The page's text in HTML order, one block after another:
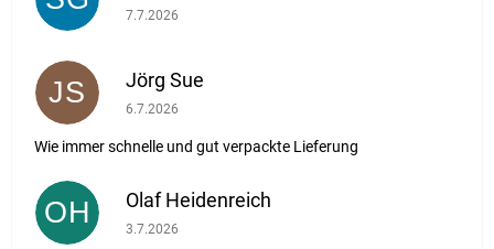
Die Shop-Bewertung beträgt 5 von 5 Sternen.
7.7.2026
JS Jörg Sue
Die Shop-Bewertung beträgt 5 von 5 Sternen.
6.7.2026
Wie immer schnelle und gut verpackte Lieferung
OH Olaf Heidenreich
Die Shop-Bewertung beträgt 5 von 5 Sternen.
3.7.2026